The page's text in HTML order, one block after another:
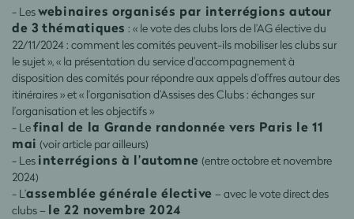
- Leswebinaires organisés par interrégions autour
de 3 thématiques : « le vote des clubs lors de l’AG élective du
22/11/2024 : comment les comités peuvent-ils mobiliser les clubs sur
le sujet », « la présentation du service d’accompagnement à
disposition des comités pour répondre aux appels d’offres autour des
itinéraires » et « l’organisation d’Assises des Clubs : échanges sur
l’organisation et les objectifs »
- Lefinal de la Grande randonnée vers Paris le 11
mai (voir article par ailleurs)
- Les interrégions à l’automne (entre octobre et novembre
2024)
- L’assemblée générale élective – avec le vote direct des
clubs – le 22 novembre 2024